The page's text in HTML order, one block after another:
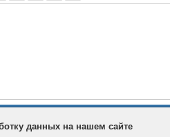
данных на нашем сайте